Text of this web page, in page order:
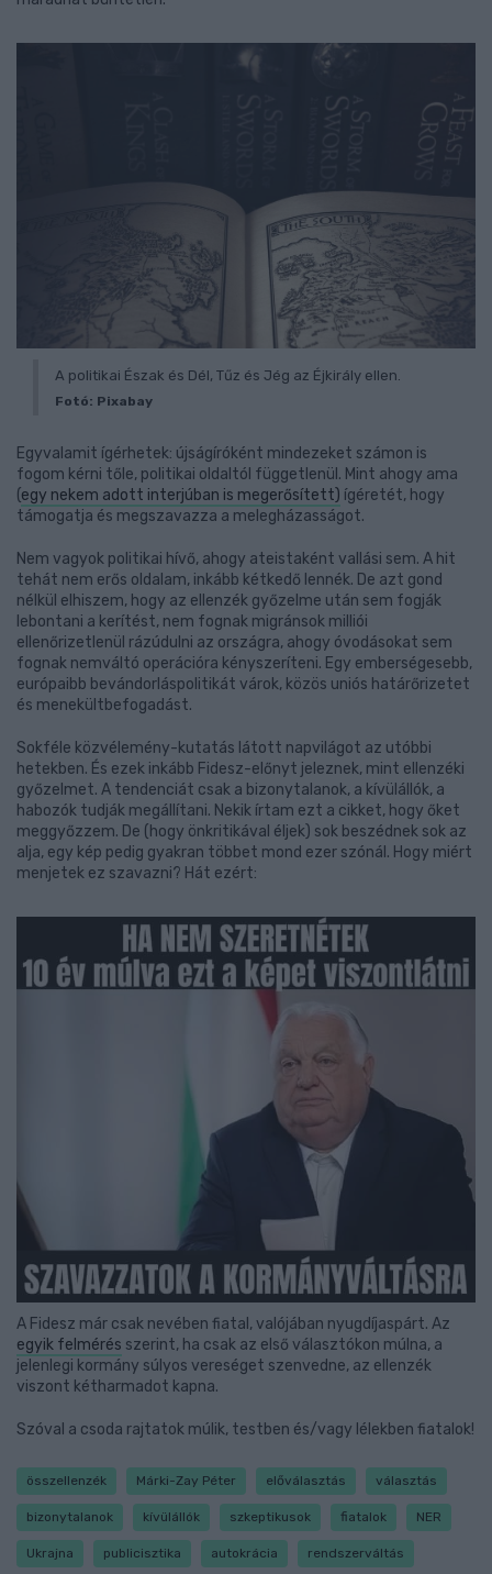
A politikai Észak és Dél, Tűz és Jég az Éjkirály ellen.
Fotó: Pixabay
Egyvalamit ígérhetek: újságíróként mindezeket számon is
fogom kérni tőle, politikai oldaltól függetlenül. Mint ahogy ama
(egy nekem adott interjúban is megerősített) ígéretét, hogy
támogatja és megszavazza a melegházasságot.
Nem vagyok politikai hívő, ahogy ateistaként vallási sem. A hit
tehát nem erős oldalam, inkább kétkedő lennék. De azt gond
nélkül elhiszem, hogy az ellenzék győzelme után sem fogják
lebontani a kerítést, nem fognak migránsok milliói
ellenőrizetlenül rázúdulni az országra, ahogy óvodásokat sem
fognak nemváltó operációra kényszeríteni. Egy emberségesebb,
európaibb bevándorláspolitikát várok, közös uniós határőrizetet
és menekültbefogadást.
Sokféle közvélemény-kutatás látott napvilágot az utóbbi
hetekben. És ezek inkább Fidesz-előnyt jeleznek, mint ellenzéki
győzelmet. A tendenciát csak a bizonytalanok, a kívülállók, a
habozók tudják megállítani. Nekik írtam ezt a cikket, hogy őket
meggyőzzem. De (hogy önkritikával éljek) sok beszédnek sok az
alja, egy kép pedig gyakran többet mond ezer szónál. Hogy miért
menjetek ez szavazni? Hát ezért:
A Fidesz már csak nevében fiatal, valójában nyugdíjaspárt. Az
egyik felmérés szerint, ha csak az első választókon múlna, a
jelenlegi kormány súlyos vereséget szenvedne, az ellenzék
viszont kétharmadot kapna.
Szóval a csoda rajtatok múlik, testben és/vagy lélekben fiatalok!
összellenzék Márki-Zay Péter előválasztás választás
bizonytalanok kívülállók szkeptikusok fiatalok NER
Ukrajna publicisztika autokrácia rendszerváltás